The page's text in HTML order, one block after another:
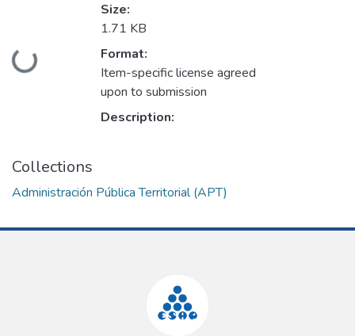
Loading...
Size:
1.71 KB
Format:
Item-specific license agreed
upon to submission
Description:
Collections
Administración Pública Territorial (APT)